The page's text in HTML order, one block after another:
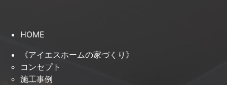
HOME
《アイエスホームの家づくり》
コンセプト
施工事例